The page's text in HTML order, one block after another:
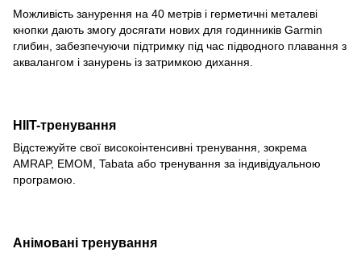
Можливість занурення на 40 метрів і герметичні металеві
кнопки дають змогу досягати нових для годинників Garmin
глибин, забезпечуючи підтримку під час підводного плавання з
аквалангом і занурень із затримкою дихання.
HIIT-тренування
Відстежуйте свої високоінтенсивні тренування, зокрема
AMRAP, EMOM, Tabata або тренування за індивідуальною
програмою.
Анімовані тренування